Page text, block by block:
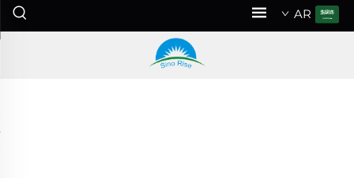
AR